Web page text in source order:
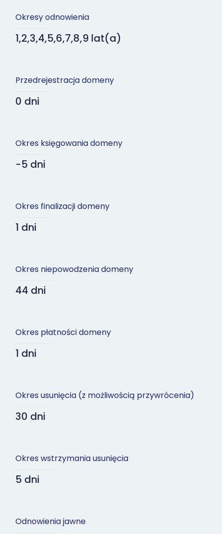
Okresy odnowienia
1,2,3,4,5,6,7,8,9 lat(a)
Przedrejestracja domeny
0 dni
Okres księgowania domeny
-5 dni
Okres finalizacji domeny
1 dni
Okres niepowodzenia domeny
44 dni
Okres płatności domeny
1 dni
Okres usunięcia (z możliwością przywrócenia)
30 dni
Okres wstrzymania usunięcia
5 dni
Odnowienia jawne